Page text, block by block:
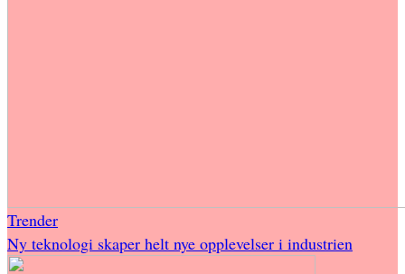
Trender
Ny teknologi skaper helt nye opplevelser i industrien